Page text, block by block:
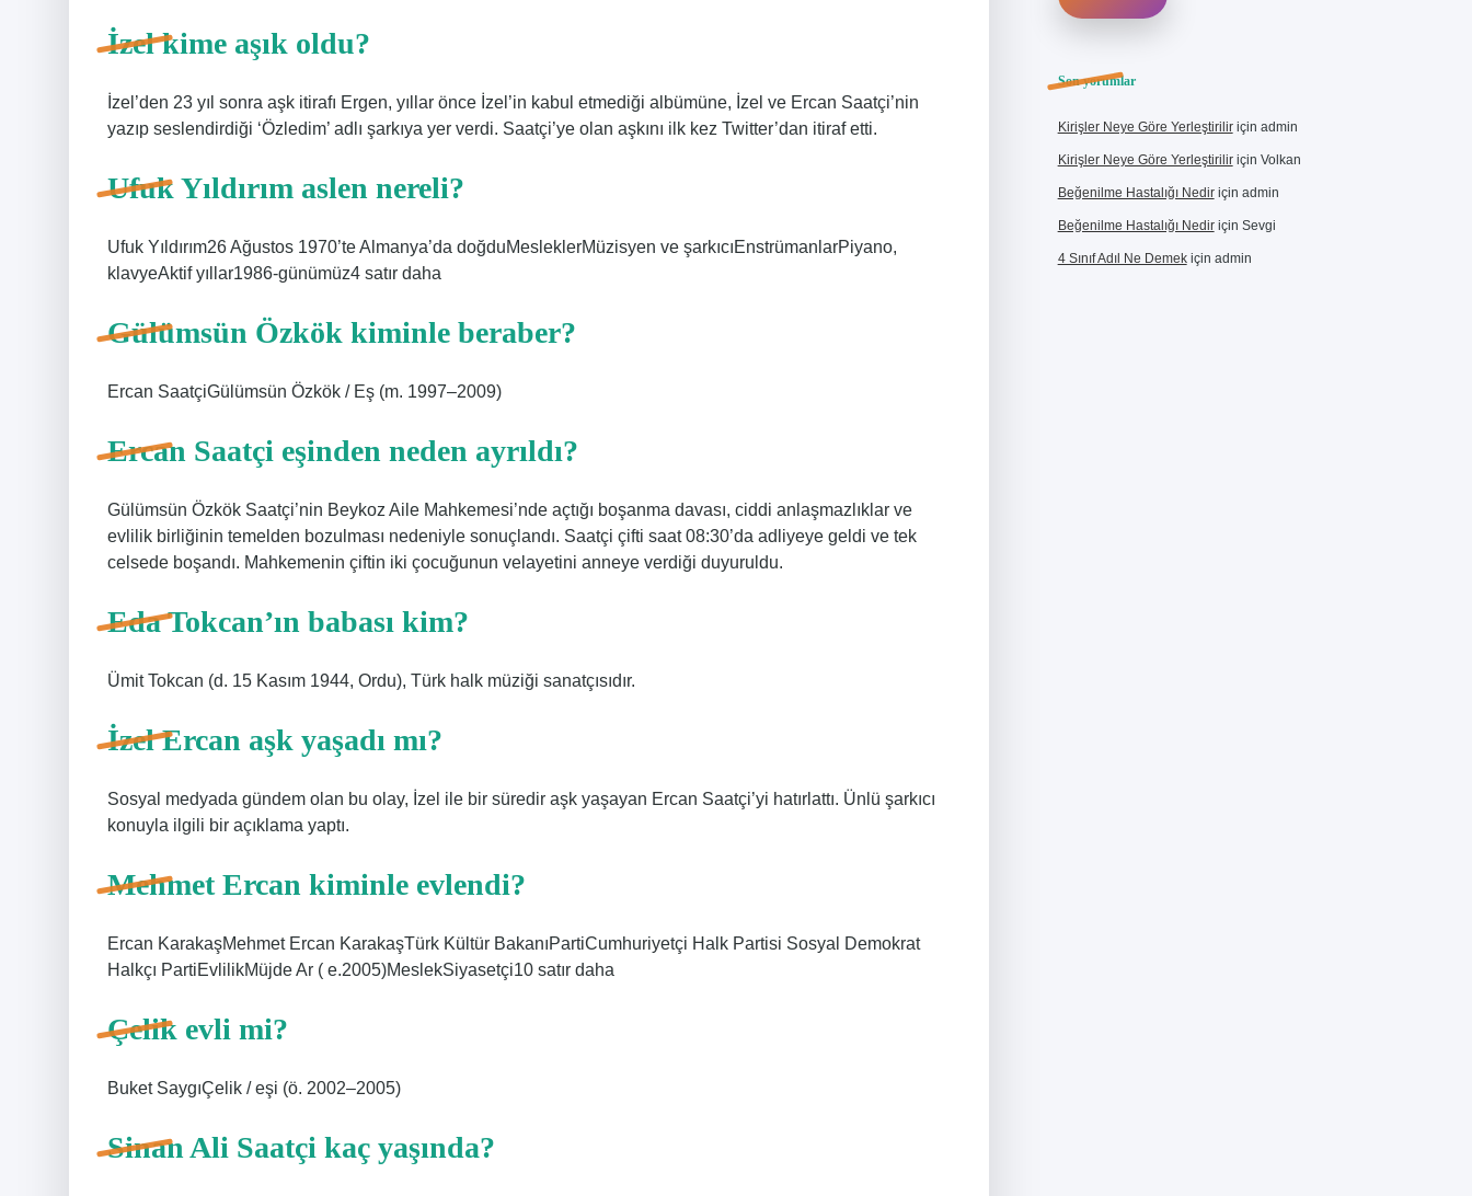
İzel kime aşık oldu?
İzel’den 23 yıl sonra aşk itirafı Ergen, yıllar önce İzel’in kabul etmediği albümüne, İzel ve Ercan Saatçi’nin
yazıp seslendirdiği ‘Özledim’ adlı şarkıya yer verdi. Saatçi’ye olan aşkını ilk kez Twitter’dan itiraf etti.
Ufuk Yıldırım aslen nereli?
Ufuk Yıldırım26 Ağustos 1970’te Almanya’da doğduMesleklerMüzisyen ve şarkıcıEnstrümanlarPiyano,
klavyeAktif yıllar1986-günümüz4 satır daha
Gülümsün Özkök kiminle beraber?
Ercan SaatçiGülümsün Özkök / Eş (m. 1997–2009)
Ercan Saatçi eşinden neden ayrıldı?
Gülümsün Özkök Saatçi’nin Beykoz Aile Mahkemesi’nde açtığı boşanma davası, ciddi anlaşmazlıklar ve
evlilik birliğinin temelden bozulması nedeniyle sonuçlandı. Saatçi çifti saat 08:30’da adliyeye geldi ve tek
celsede boşandı. Mahkemenin çiftin iki çocuğunun velayetini anneye verdiği duyuruldu.
Eda Tokcan’ın babası kim?
Ümit Tokcan (d. 15 Kasım 1944, Ordu), Türk halk müziği sanatçısıdır.
İzel Ercan aşk yaşadı mı?
Sosyal medyada gündem olan bu olay, İzel ile bir süredir aşk yaşayan Ercan Saatçi’yi hatırlattı. Ünlü şarkıcı
konuyla ilgili bir açıklama yaptı.
Mehmet Ercan kiminle evlendi?
Ercan KarakaşMehmet Ercan KarakaşTürk Kültür BakanıPartiCumhuriyetçi Halk Partisi Sosyal Demokrat
Halkçı PartiEvlilikMüjde Ar ( e.2005)MeslekSiyasetçi10 satır daha
Çelik evli mi?
Buket SaygıÇelik / eşi (ö. 2002–2005)
Sinan Ali Saatçi kaç yaşında?
Son yorumlar
Kirişler Neye Göre Yerleştiriliriçin admin
Kirişler Neye Göre Yerleştiriliriçin Volkan
Beğenilme Hastalığı Nediriçin admin
Beğenilme Hastalığı Nediriçin Sevgi
4 Sınıf Adıl Ne Demekiçin admin